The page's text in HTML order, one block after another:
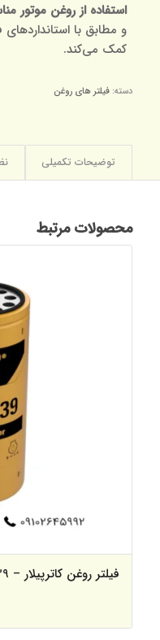
استفاده از روغن موتور
و مطابق با استانداردهای
کمک می‌کند.
دسته: فیلتر های روغن
توضیحات تکمیلی
محصولات مرتبط
فیلتر روغن کاترپیلار – Caterpillar Oil Filter 1R-0739